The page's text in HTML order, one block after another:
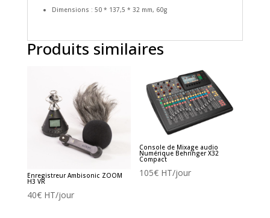
Dimensions : 50 * 137,5 * 32 mm, 60g
Produits similaires
Enregistreur Ambisonic ZOOM
H3 VR
40€HT/jour
Console de Mixage audio
Numérique Behringer X32
Compact
105€ HT/jour